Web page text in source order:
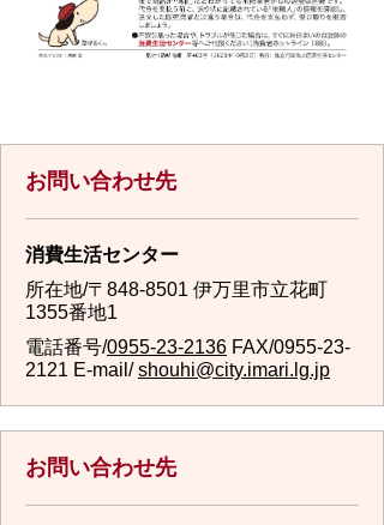
お問い合わせ先
消費生活センター
所在地/〒848-8501 伊万里市立花町
1355番地1
電話番号/0955-23-2136 FAX/0955-23-
2121 E-mail/ shouhi@city.imari.lg.jp
お問い合わせ先